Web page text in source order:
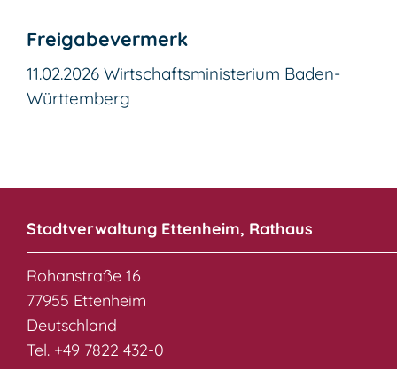
Freigabevermerk
11.02.2026 Wirtschaftsministerium Baden-
Württemberg
Stadtverwaltung Ettenheim, Rathaus
Rohanstraße 16
77955 Ettenheim
Deutschland
Tel. +49 7822 432-0